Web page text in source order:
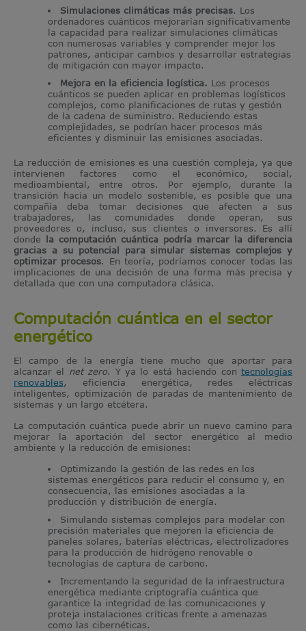
Simulaciones climáticas más precisas. Los
ordenadores cuánticos mejorarían significativamente
la capacidad para realizar simulaciones climáticas
con numerosas variables y comprender mejor los
patrones, anticipar cambios y desarrollar estrategias
de mitigación con mayor impacto.
Mejora en la eficiencia logística. Los procesos
cuánticos se pueden aplicar en problemas logísticos
complejos, como planificaciones de rutas y gestión
de la cadena de suministro. Reduciendo estas
complejidades, se podrían hacer procesos más
eficientes y disminuir las emisiones asociadas.
La reducción de emisiones es una cuestión compleja, ya que
intervienen factores como el económico, social,
medioambiental, entre otros. Por ejemplo, durante la
transición hacia un modelo sostenible, es posible que una
compañía deba tomar decisiones que afecten a sus
trabajadores, las comunidades donde operan, sus
proveedores o, incluso, sus clientes o inversores. Es allí
donde la computación cuántica podría marcar la diferencia
gracias a su potencial para simular sistemas complejos y
optimizar procesos. En teoría, podríamos conocer todas las
implicaciones de una decisión de una forma más precisa y
detallada que con una computadora clásica.
Computación cuántica en el sector
energético
El campo de la energía tiene mucho que aportar para
alcanzar el net zero. Y ya lo está haciendo contecnologías
renovables, eficiencia energética, redes eléctricas
inteligentes, optimización de paradas de mantenimiento de
sistemas y un largo etcétera.
La computación cuántica puede abrir un nuevo camino para
mejorar la aportación del sector energético al medio
ambiente y la reducción de emisiones:
Optimizando la gestión de las redes en los
sistemas energéticos para reducir el consumo y, en
consecuencia, las emisiones asociadas a la
producción y distribución de energía.
Simulando sistemas complejos para modelar con
precisión materiales que mejoren la eficiencia de
paneles solares, baterías eléctricas, electrolizadores
para la producción de hidrógeno renovable o
tecnologías de captura de carbono.
Incrementando la seguridad de la infraestructura
energética mediante criptografía cuántica que
garantice la integridad de las comunicaciones y
proteja instalaciones críticas frente a amenazas
como las cibernéticas.